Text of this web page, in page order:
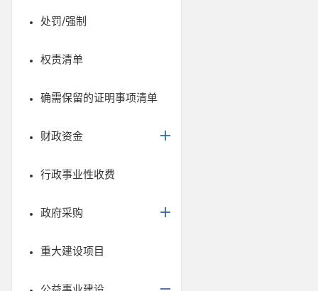
处罚/强制
权责清单
确需保留的证明事项清单
财政资金
行政事业性收费
政府采购
重大建设项目